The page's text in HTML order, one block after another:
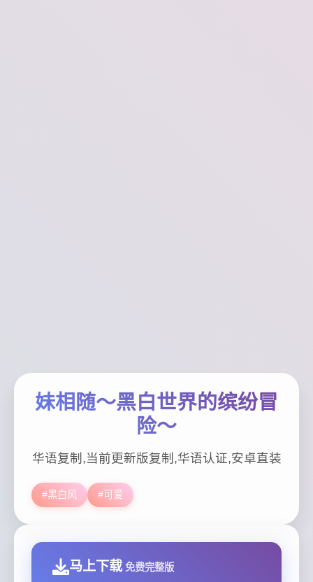
妹相随～黑白世界的缤纷冒
险～
华语复制,当前更新版复制,华语认证,安卓直装
#黑白风 #可爱
马上下载 免费完整版